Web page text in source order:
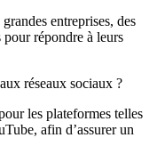
entreprises, des
pour répondre à leurs
réseaux sociaux ?
les plateformes telles
afin d’assurer un